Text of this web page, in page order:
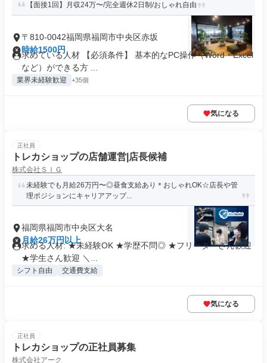
【面接1回】月収24万〜/完全週休2日制/おしゃれ自由
〒810-0042福岡県福岡市中央区赤坂
時給1500円
求めている人材 【必須条件】 基本的なPC操作（Word・Excel
など）ができる方 ...
業界未経験歓迎 +35個
気になる
正社員
トレカショップの店舗運営|店長候補
株式会社ＳＩＧ
未経験でも月給26万円〜◎昼食支給あり＊おしゃれOK☆店長や管
理ポジションにキャリアアップ...
福岡県福岡市中央区大名
月給26万円以上
求める人材: ★未経験OK ★学歴不問◎ ★フリーターさん歓迎
★学生さん歓迎 ＼...
シフト自由 交通費支給
気になる
正社員
トレカショップの正社員募集
株式会社アーク